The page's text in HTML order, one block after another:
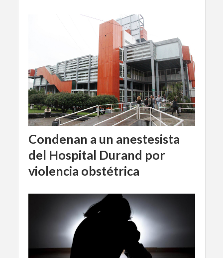
Condenan a un anestesista
del Hospital Durand por
violencia obstétrica